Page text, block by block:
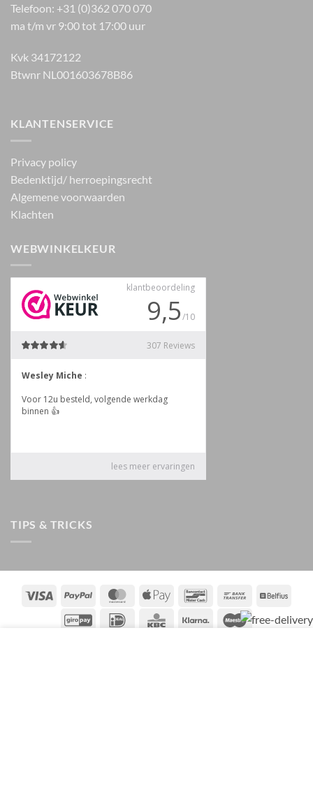
Telefoon: +31 (0)362 070 070
ma t/m vr 9:00 tot 17:00 uur
Kvk 34172122
Btwnr NL001603678B86
KLANTENSERVICE
Privacy policy
Bedenktijd/ herroepingsrecht
Algemene voorwaarden
Klachten
WEBWINKELKEUR
TIPS & TRICKS
Visa PayPal MasterCardApple
BancontactBank
Transfer
GiroPay IDeal KBC Klarna Maestro